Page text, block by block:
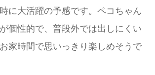
に大活躍の予感です。ペコちゃん
個性的で、普段外では出しにくい
家時間で思いっきり楽しめそうで